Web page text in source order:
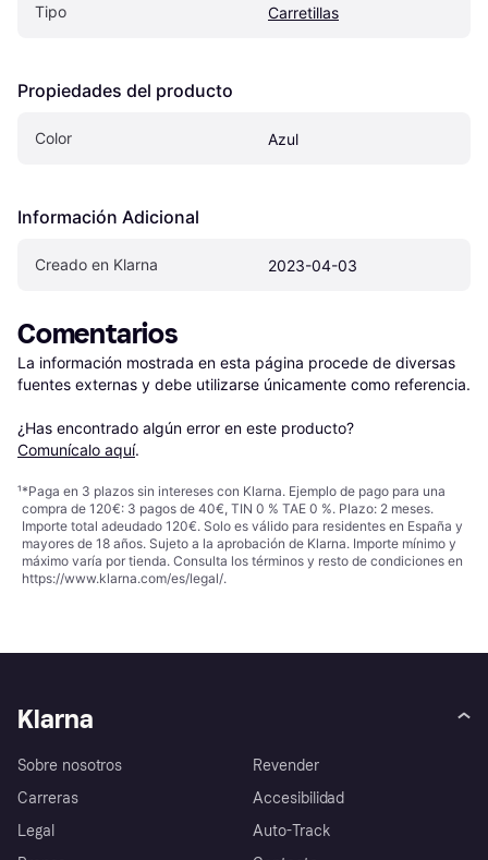
Tipo Carretillas
Propiedades del producto
Color Azul
Información Adicional
Creado en Klarna 2023-04-03
Comentarios
La información mostrada en esta página procede de diversas
fuentes externas y debe utilizarse únicamente como referencia.
¿Has encontrado algún error en este producto?
Comunícalo aquí.
¹*Paga en 3 plazos sin intereses con Klarna. Ejemplo de pago para una
compra de 120€: 3 pagos de 40€, TIN 0 % TAE 0 %. Plazo: 2 meses.
Importe total adeudado 120€. Solo es válido para residentes en España y
mayores de 18 años. Sujeto a la aprobación de Klarna. Importe mínimo y
máximo varía por tienda. Consulta los términos y resto de condiciones en
https://www.klarna.com/es/legal/.
Klarna
Sobre nosotros
Carreras
Legal
Revender
Accesibilidad
Auto-Track